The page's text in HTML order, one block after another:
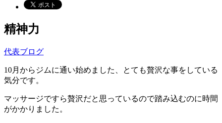
精神力
代表ブログ
10月からジムに通い始めました、とても贅沢な事をしている
気分です。
マッサージですら贅沢だと思っているので踏み込むのに時間
がかかりました。